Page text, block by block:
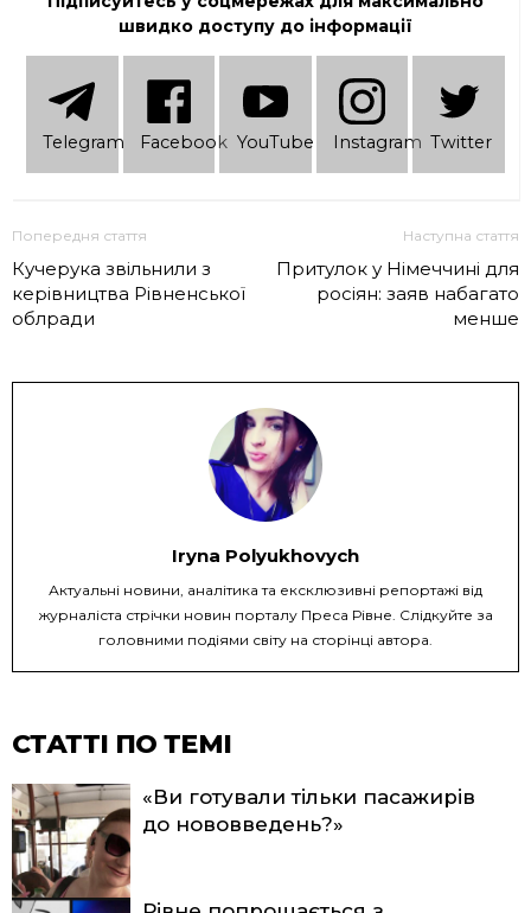
швидко доступу до інформації
Telеgram Facebook YouTube Instagram Twitter
Попередня стаття
Кучерука звільнили з
керівництва Рівненської
облради
Наступна стаття
Притулок у Німеччині для
росіян: заяв набагато
менше
Iryna Polyukhovych
Актуальні новини, аналітика та ексклюзивні репортажі від
журналіста стрічки новин порталу Преса Рівне. Слідкуйте за
головними подіями світу на сторінці автора.
СТАТТІ ПО ТЕМІ
«Ви готували тільки пасажирів
до нововведень?»